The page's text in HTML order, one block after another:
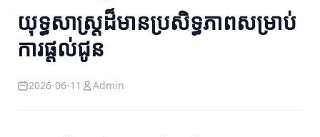
យុទ្ធសាស្ត្រដ៏មានប្រសិទ្ធភាពសម្រាប់
ការផ្តល់ជូន
2026-06-11 Admin